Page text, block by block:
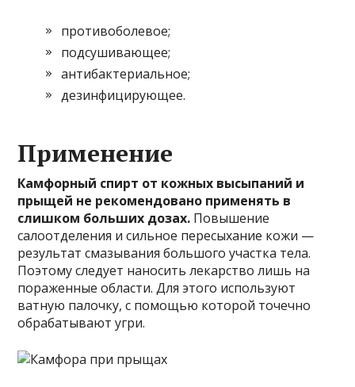
противоболевое;
подсушивающее;
антибактериальное;
дезинфицирующее.
Применение
Камфорный спирт от кожных высыпаний и
прыщей не рекомендовано применять в
слишком больших дозах. Повышение
салоотделения и сильное пересыхание кожи —
результат смазывания большого участка тела.
Поэтому следует наносить лекарство лишь на
пораженные области. Для этого используют
ватную палочку, с помощью которой точечно
обрабатывают угри.